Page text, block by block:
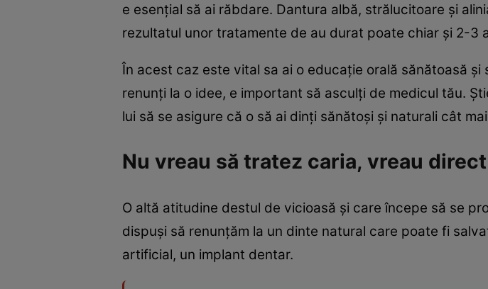
e esenţial să ai răbdare. Dantura albă, strălucitoare şi
rezultatul unor tratamente de au durat poate chiar şi 2-3
În acest caz este vital sa ai o educaţie orală sănătoasă
renunţi la o idee, e important să asculţi de medicul tău.
lui să se asigure că o să ai dinţi sănătoşi şi naturali cât
Nu vreau să tratez caria, vreau
O altă atitudine destul de vicioasă şi care începe să se
dispuşi să renunţăm la un dinte natural care poate fi
artificial, un implant dentar.